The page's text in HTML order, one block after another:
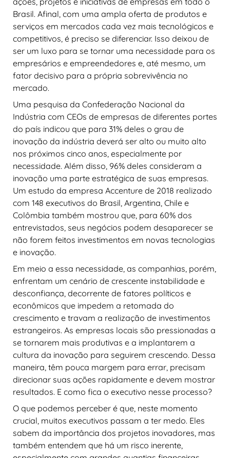
Brasil. Afinal, com uma ampla oferta de produtos e
serviços em mercados cada vez mais tecnológicos e
competitivos, é preciso se diferenciar. Isso deixou de
ser um luxo para se tornar uma necessidade para os
empresários e empreendedores e, até mesmo, um
fator decisivo para a própria sobrevivência no
mercado.
Uma pesquisa da Confederação Nacional da
Indústria com CEOs de empresas de diferentes portes
do país indicou que para 31% deles o grau de
inovação da indústria deverá ser alto ou muito alto
nos próximos cinco anos, especialmente por
necessidade. Além disso, 96% deles consideram a
inovação uma parte estratégica de suas empresas.
Um estudo da empresa Accenture de 2018 realizado
com 148 executivos do Brasil, Argentina, Chile e
Colômbia também mostrou que, para 60% dos
entrevistados, seus negócios podem desaparecer se
não forem feitos investimentos em novas tecnologias
e inovação.
Em meio a essa necessidade, as companhias, porém,
enfrentam um cenário de crescente instabilidade e
desconfiança, decorrente de fatores políticos e
econômicos que impedem a retomada do
crescimento e travam a realização de investimentos
estrangeiros. As empresas locais são pressionadas a
se tornarem mais produtivas e a implantarem a
cultura da inovação para seguirem crescendo. Dessa
maneira, têm pouca margem para errar, precisam
direcionar suas ações rapidamente e devem mostrar
resultados. E como fica o executivo nesse processo?
O que podemos perceber é que, neste momento
crucial, muitos executivos passam a ter medo. Eles
sabem da importância dos projetos inovadores, mas
também entendem que há um risco inerente,